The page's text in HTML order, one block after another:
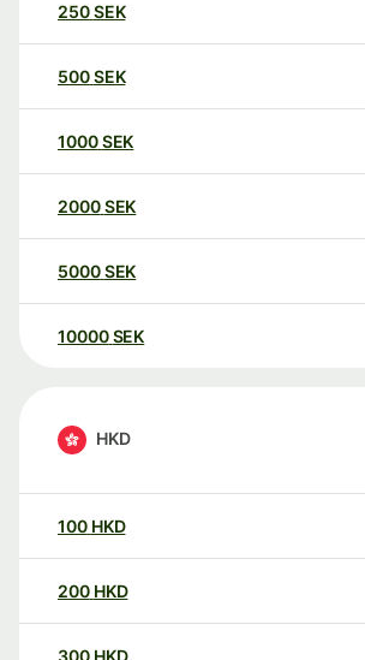
250SEK
500SEK
1000SEK
2000SEK
5000SEK
10000 SEK
HKD
100 HKD
200 HKD